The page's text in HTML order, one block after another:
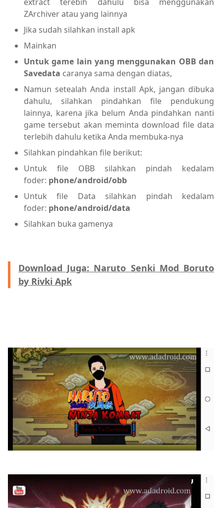
ZArchiver atau yang lainnya
Jika sudah silahkan install apk
Mainkan
Untuk game lain yang menggunakan OBB dan
Savedata caranya sama dengan diatas,
Namun setealah Anda install Apk, jangan dibuka
dahulu, silahkan pindahkan file pendukung
lainnya, karena jika belum Anda pindahkan nanti
game tersebut akan meminta download file data
terlebih dahulu ketika Anda membuka-nya
Silahkan pindahkan file berikut:
Untuk file OBB silahkan pindah kedalam
foder: phone/android/obb
Untuk file Data silahkan pindah kedalam
foder: phone/android/data
Silahkan buka gamenya
Download Juga: Naruto Senki Mod Boruto
by Rivki Apk